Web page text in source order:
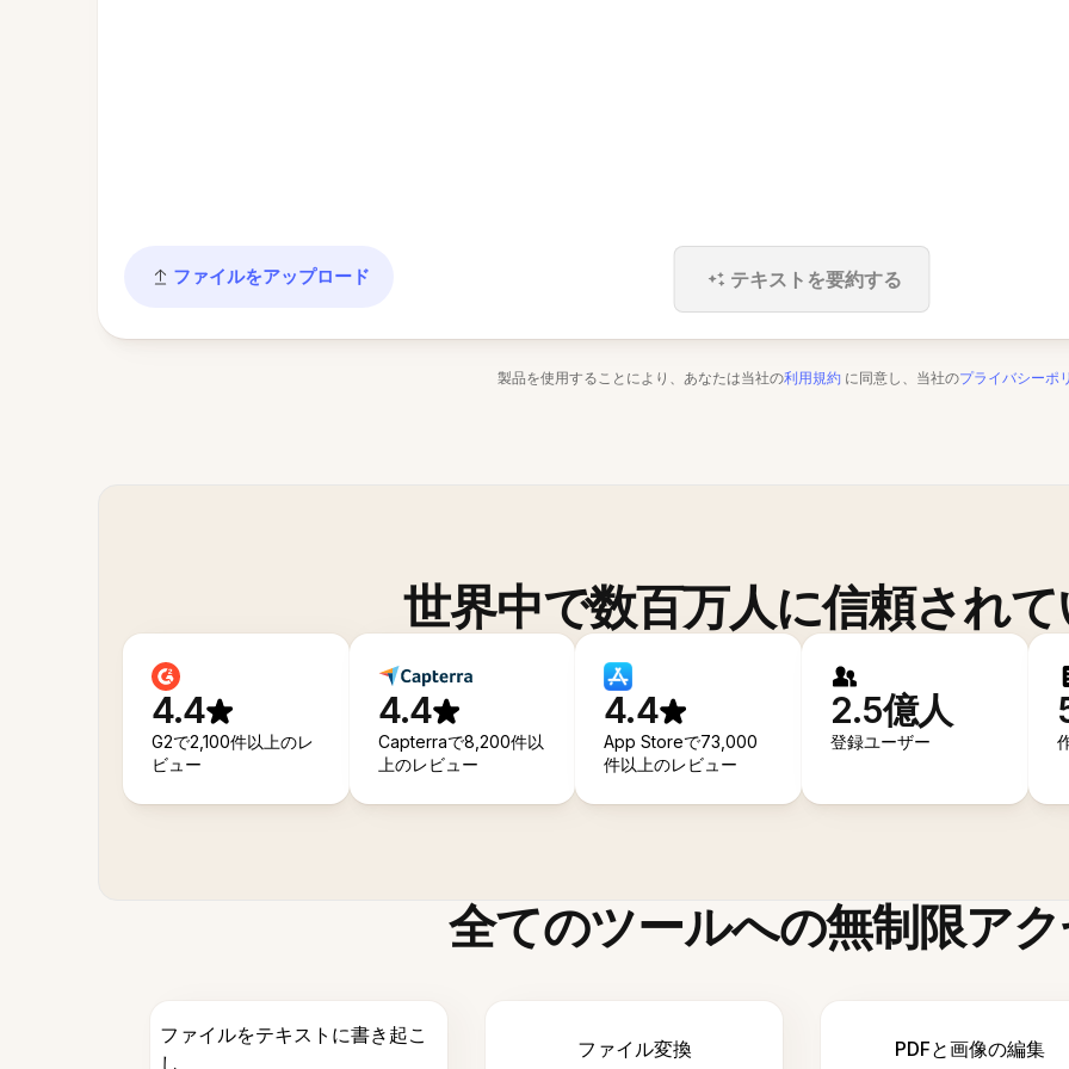
ファイルをアップロード テキストを要約する
製品を使用することにより、あなたは当社の利用規約 に同意し、当社のプライバシーポ
世界中で数百万人に信頼され
4.4
G2で2,100件以上のレ
ビュー
4.4
Capterraで8,200件以
上のレビュー
4.4
App Storeで73,000
件以上のレビュー
2.5億人
登録ユーザー
全てのツールへの無制限ア
ファイルをテキストに書き起こ
し
ファイル変換 PDFと画像の編集